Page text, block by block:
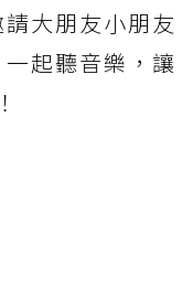
大朋友小朋友
起聽音樂，讓